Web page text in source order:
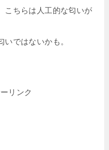
こちらは人工的な匂いが
いではないかも。
リンク